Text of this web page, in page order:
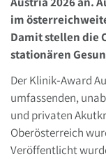
im
Damit stellen die
stationären
Der Klinik‑Award
umfassenden,
und privaten
Oberösterreich
Veröffentlicht